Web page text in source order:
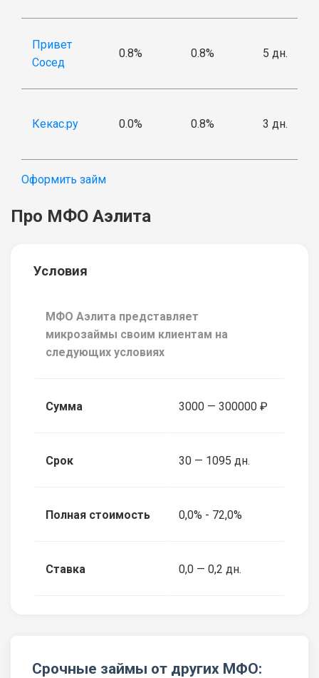
Привет
Сосед
0.8% 0.8% 5 дн.
Кекас.ру 0.0% 0.8% 3 дн.
Оформить займ
Про МФО Аэлита
Условия
МФО Аэлита представляет
микрозаймы своим клиентам на
следующих условиях
Сумма 3000 — 300000 ₽
Срок 30 — 1095 дн.
Полная стоимость 0,0% - 72,0%
Ставка 0,0 — 0,2 дн.
Срочные займы от других МФО: